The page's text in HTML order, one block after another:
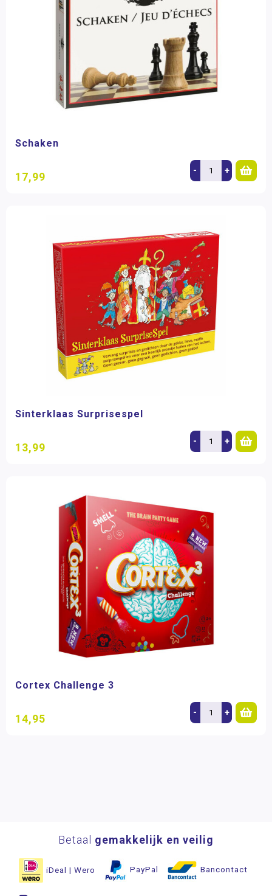
Schaken
17,99 - +
Sinterklaas Surprisespel
13,99 - +
Cortex Challenge 3
14,95 - +
Betaal gemakkelijk en veilig
iDeal | Wero PayPal Bancontact